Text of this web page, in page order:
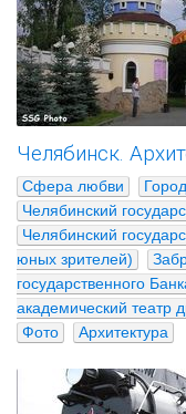
Челябинск.
Сфера любви
Челябинский
Челябинский
юных зрителей)
государственного
академический
Фото
Архитектура